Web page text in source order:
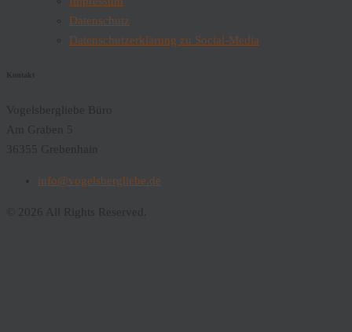
Datenschutz
Datenschutzerklärung zu Social-Media
Kontakt
Vogelsbergliebe Büro
Am Graben 5
36355 Grebenhain
info@vogelsbergliebe.de
© 2026 All Rights Reserved.